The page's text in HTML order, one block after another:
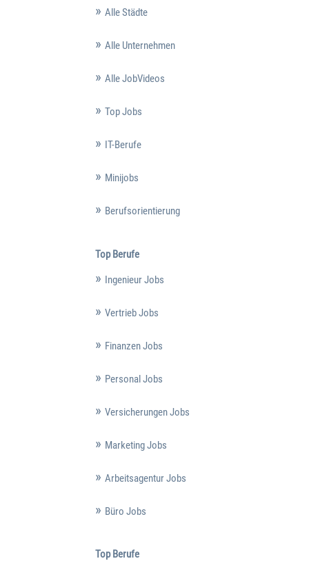
Alle Städte
Alle Unternehmen
Alle JobVideos
Top Jobs
IT-Berufe
Minijobs
Berufsorientierung
Top Berufe
Ingenieur Jobs
Vertrieb Jobs
Finanzen Jobs
Personal Jobs
Versicherungen Jobs
Marketing Jobs
Arbeitsagentur Jobs
Büro Jobs
Top Berufe